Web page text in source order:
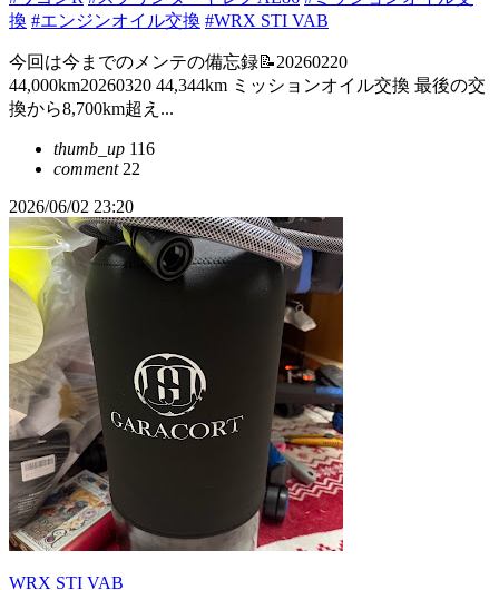
換 #エンジンオイル交換 #WRX STI VAB
今回は今までのメンテの備忘録📝20260220
44,000km20260320 44,344km ミッションオイル交換 最後の交
換から8,700km超え...
thumb_up 116
comment22
2026/06/02 23:20
WRX STI VAB